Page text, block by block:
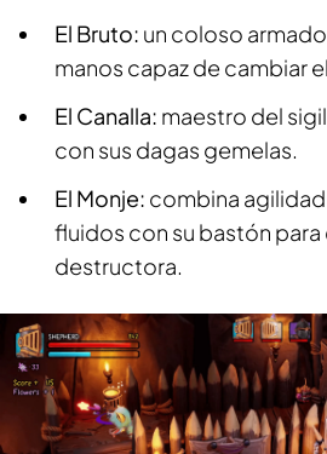
El Bruto: un coloso
manos capaz de cambiar
El Canalla: maestro del
con sus dagas gemelas.
El Monje: combina
fluidos con su bastón para
destructora.